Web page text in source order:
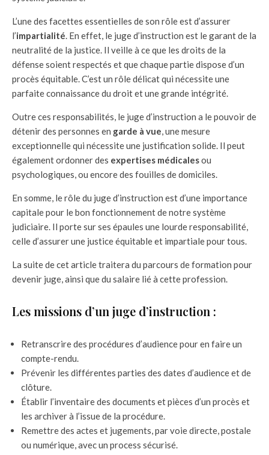
L’une des facettes essentielles de son rôle est d’assurer
l’impartialité . En effet, le juge d’instruction est le garant de la
neutralité de la justice. Il veille à ce que les droits de la
défense soient respectés et que chaque partie dispose d’un
procès équitable. C’est un rôle délicat qui nécessite une
parfaite connaissance du droit et une grande intégrité.
Outre ces responsabilités, le juge d’instruction a le pouvoir de
détenir des personnes en garde à vue , une mesure
exceptionnelle qui nécessite une justification solide. Il peut
également ordonner des expertises médicalesou
psychologiques, ou encore des fouilles de domiciles.
En somme, le rôle du juge d’instruction est d’une importance
capitale pour le bon fonctionnement de notre système
judiciaire. Il porte sur ses épaules une lourde responsabilité,
celle d’assurer une justice équitable et impartiale pour tous.
La suite de cet article traitera du parcours de formation pour
devenir juge, ainsi que du salaire lié à cette profession.
Les missions d’un juge d’instruction :
Retranscrire des procédures d’audience pour en faire un
compte-rendu.
Prévenir les différentes parties des dates d’audience et de
clôture.
Établir l’inventaire des documents et pièces d’un procès et
les archiver à l’issue de la procédure.
Remettre des actes et jugements, par voie directe, postale
ou numérique, avec un process sécurisé.